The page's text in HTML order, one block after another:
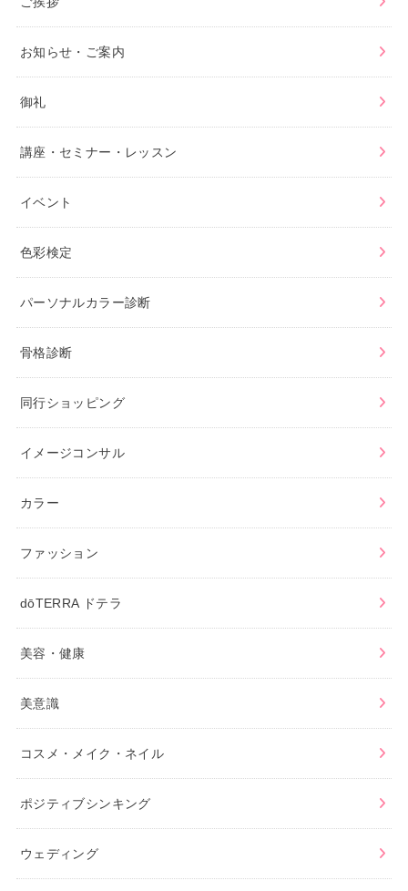
お知らせ・ご案内
御礼
講座・セミナー・レッスン
イベント
色彩検定
パーソナルカラー診断
骨格診断
同行ショッピング
イメージコンサル
カラー
ファッション
dōTERRA ドテラ
美容・健康
美意識
コスメ・メイク・ネイル
ポジティブシンキング
ウェディング